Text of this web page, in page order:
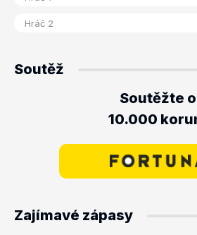
Soutěž
Soutěžte o
10.000
Zajímavé zápasy